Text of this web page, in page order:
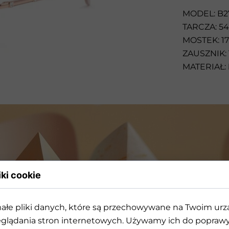
geometrii
MODEL:
TARCZA: 54
MOSTEK: 17
ZAUSZNIK:
MATERIAŁ:
cookie
pliki danych, które są przechowywane na Twoim
stron internetowych. Używamy ich do poprawy